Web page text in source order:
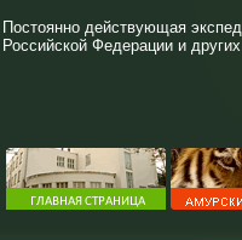
Постоянно действующая
Российской Федерации и